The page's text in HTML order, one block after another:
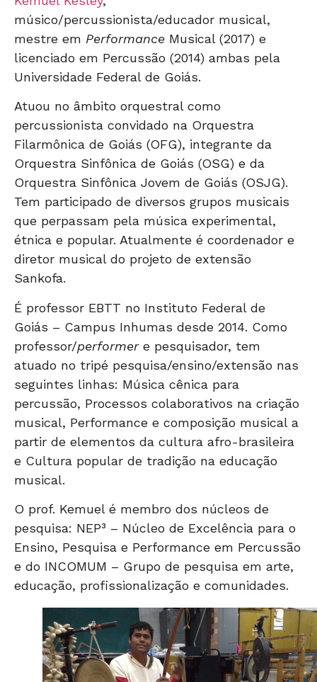
músico/percussionista/educador musical,
mestre em Performance Musical (2017) e
licenciado em Percussão (2014) ambas pela
Universidade Federal de Goiás.
Atuou no âmbito orquestral como
percussionista convidado na Orquestra
Filarmônica de Goiás (OFG), integrante da
Orquestra Sinfônica de Goiás (OSG) e da
Orquestra Sinfônica Jovem de Goiás (OSJG).
Tem participado de diversos grupos musicais
que perpassam pela música experimental,
étnica e popular. Atualmente é coordenador e
diretor musical do projeto de extensão
Sankofa.
É professor EBTT no Instituto Federal de
Goiás – Campus Inhumas desde 2014. Como
professor/performere pesquisador, tem
atuado no tripé pesquisa/ensino/extensão nas
seguintes linhas: Música cênica para
percussão, Processos colaborativos na criação
musical, Performance e composição musical a
partir de elementos da cultura afro-brasileira
e Cultura popular de tradição na educação
musical.
O prof. Kemuel é membro dos núcleos de
pesquisa: NEP³ – Núcleo de Excelência para o
Ensino, Pesquisa e Performance em Percussão
e do INCOMUM – Grupo de pesquisa em arte,
educação, profissionalização e comunidades.